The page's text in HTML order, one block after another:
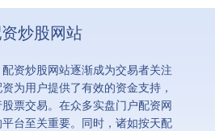
炒股网站
资炒股网站逐渐成为交易者关注
为用户提供了有效的资金支持，
票交易。在众多实盘门户配资网
台至关重要。同时，诸如按天配